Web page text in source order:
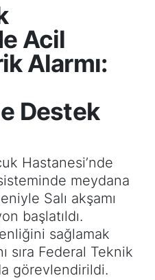
Acil
Alarmı:
Destek
Hastanesi’nde
meydana
Salı akşamı
başlatıldı.
sağlamak
sıra Federal Teknik
görevlendirildi.